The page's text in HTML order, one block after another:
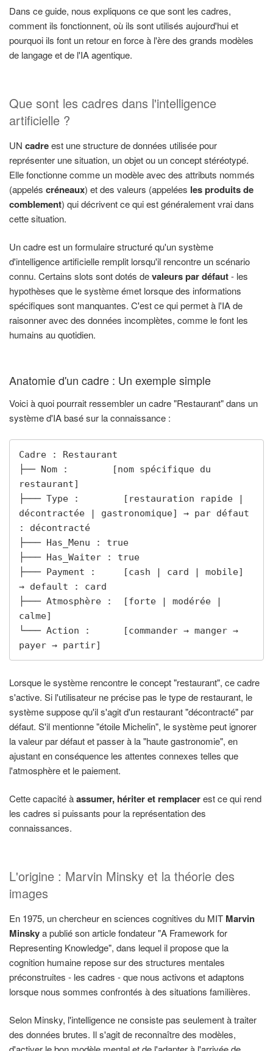
Dans ce guide, nous expliquons ce que sont les cadres,
comment ils fonctionnent, où ils sont utilisés aujourd'hui et
pourquoi ils font un retour en force à l'ère des grands modèles
de langage et de l'IA agentique.
Que sont les cadres dans l'intelligence
artificielle ?
UN cadreest une structure de données utilisée pour
représenter une situation, un objet ou un concept stéréotypé.
Elle fonctionne comme un modèle avec des attributs nommés
(appelés créneaux) et des valeurs (appelées les produits de
comblement) qui décrivent ce qui est généralement vrai dans
cette situation.
Un cadre est un formulaire structuré qu'un système
d'intelligence artificielle remplit lorsqu'il rencontre un scénario
connu. Certains slots sont dotés devaleurs par défaut- les
hypothèses que le système émet lorsque des informations
spécifiques sont manquantes. C'est ce qui permet à l'IA de
raisonner avec des données incomplètes, comme le font les
humains au quotidien.
Anatomie d'un cadre : Un exemple simple
Voici à quoi pourrait ressembler un cadre "Restaurant" dans un
système d'IA basé sur la connaissance :
Cadre : Restaurant
├── Nom :        [nom spécifique du
restaurant]
├─── Type :        [restauration rapide |
décontractée | gastronomique] → par défaut
: décontracté
├─── Has_Menu : true
├─── Has_Waiter : true
├─── Payment :     [cash | card | mobile]
→ default : card
├─── Atmosphère :  [forte | modérée |
calme]
└─── Action :      [commander → manger →
payer → partir]
Lorsque le système rencontre le concept "restaurant", ce cadre
s'active. Si l'utilisateur ne précise pas le type de restaurant, le
système suppose qu'il s'agit d'un restaurant "décontracté" par
défaut. S'il mentionne "étoile Michelin", le système peut ignorer
la valeur par défaut et passer à la "haute gastronomie", en
ajustant en conséquence les attentes connexes telles que
l'atmosphère et le paiement.
Cette capacité àassumer, hériter et remplacerest ce qui rend
les cadres si puissants pour la représentation des
connaissances.
L'origine : Marvin Minsky et la théorie des
images
En 1975, un chercheur en sciences cognitives du MIT Marvin
Minskya publié son article fondateur "A Framework for
Representing Knowledge", dans lequel il propose que la
cognition humaine repose sur des structures mentales
préconstruites - les cadres - que nous activons et adaptons
lorsque nous sommes confrontés à des situations familières.
Selon Minsky, l'intelligence ne consiste pas seulement à traiter
des données brutes. Il s'agit de reconnaître des modèles,